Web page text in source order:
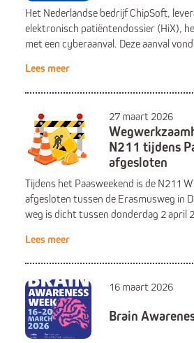
Het Nederlandse bedrijf ChipSoft,
elektronisch patiëntendossier (HiX),
met een cyberaanval. Deze aanval
Lees meer
27 maart 2026
N211 tijdens
afgesloten
Tijdens het Paasweekend is de N211
afgesloten tussen de Erasmusweg in
weg is dicht tussen donderdag 2 april
Lees meer
16 maart 2026
Brain